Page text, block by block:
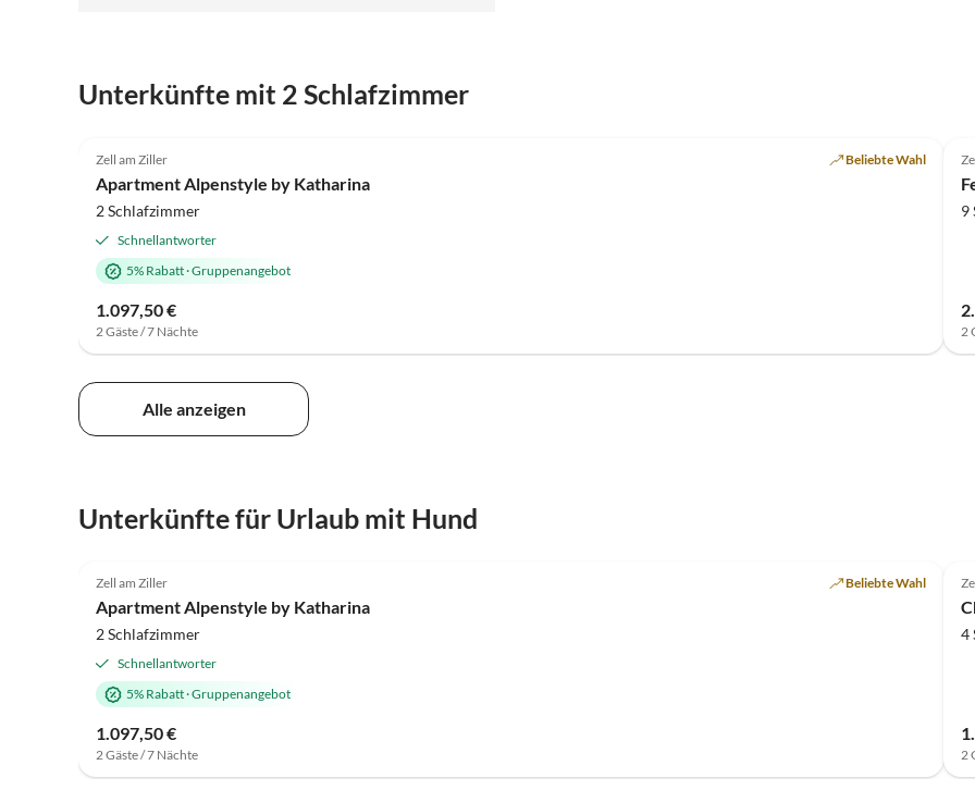
Unterkünfte mit 2 Schlafzimmer
Zell am Ziller Beliebte Wahl
Apartment Alpenstyle by Katharina
2 Schlafzimmer
Schnellantworter
5% Rabatt·Gruppenangebot
1.097,50 €
2 Gäste / 7 Nächte
9
2
Alle anzeigen
Unterkünfte für Urlaub mit Hund
Zell am Ziller Beliebte Wahl
Apartment Alpenstyle by Katharina
2 Schlafzimmer
Schnellantworter
5% Rabatt·Gruppenangebot
1.097,50 €
2 Gäste / 7 Nächte
4
2